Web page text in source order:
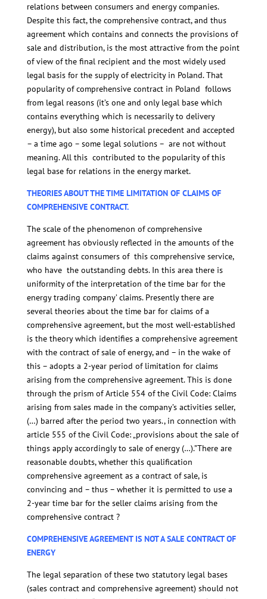
relations between consumers and energy companies.
Despite this fact, the comprehensive contract, and thus
agreement which contains and connects the provisions of
sale and distribution, is the most attractive from the point
of view of the final recipient and the most widely used
legal basis for the supply of electricity in Poland. That
popularity of comprehensive contract in Poland follows
from legal reasons (it’s one and only legal base which
contains everything which is necessarily to delivery
energy), but also some historical precedent and accepted
– a time ago – some legal solutions – are not without
meaning. All this contributed to the popularity of this
legal base for relations in the energy market.
THEORIES ABOUT THE TIME LIMITATION OF CLAIMS OF
COMPREHENSIVE CONTRACT.
The scale of the phenomenon of comprehensive
agreement has obviously reflected in the amounts of the
claims against consumers of this comprehensive service,
who have the outstanding debts. In this area there is
uniformity of the interpretation of the time bar for the
energy trading company’ claims. Presently there are
several theories about the time bar for claims of a
comprehensive agreement, but the most well-established
is the theory which identifies a comprehensive agreement
with the contract of sale of energy, and – in the wake of
this – adopts a 2-year period of limitation for claims
arising from the comprehensive agreement. This is done
through the prism of Article 554 of the Civil Code: Claims
arising from sales made in the company’s activities seller,
(…) barred after the period two years., in connection with
article 555 of the Civil Code: „provisions about the sale of
things apply accordingly to sale of energy (…).”There are
reasonable doubts, whether this qualification
comprehensive agreement as a contract of sale, is
convincing and – thus – whether it is permitted to use a
2-year time bar for the seller claims arising from the
comprehensive contract ?
COMPREHENSIVE AGREEMENT IS NOT A SALE CONTRACT OF
ENERGY
The legal separation of these two statutory legal bases
(sales contract and comprehensive agreement) should not